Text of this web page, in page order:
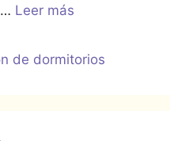
Leer más
de dormitorios